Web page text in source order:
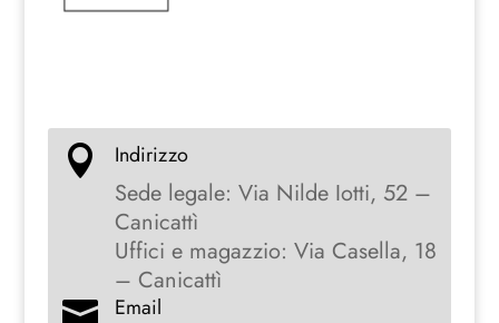
 Indirizzo
Sede legale: Via Nilde Iotti, 52 –
Canicattì
Uffici e magazzio: Via Casella, 18
– Canicattì
 Email